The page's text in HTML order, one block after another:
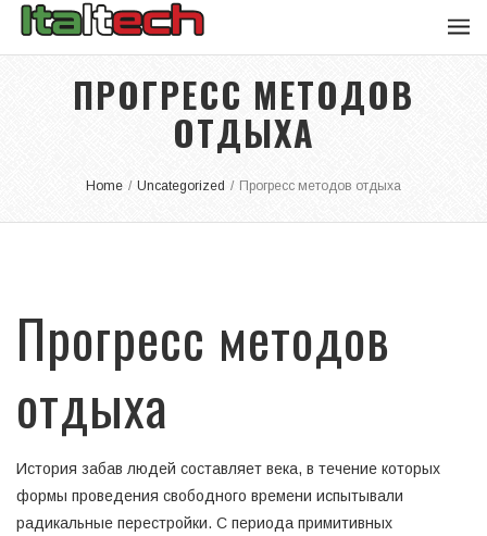
ПРОГРЕСС МЕТОДОВ
ОТДЫХА
Home / Uncategorized / Прогресс методов отдыха
Прогресс методов
отдыха
История забав людей составляет века, в течение которых
формы проведения свободного времени испытывали
радикальные перестройки. С периода примитивных